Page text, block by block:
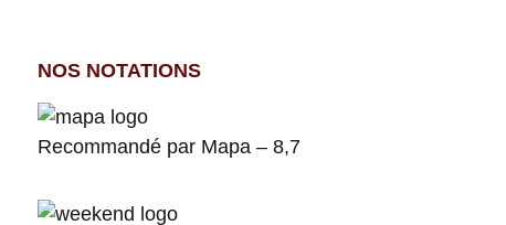
NOS NOTATIONS
Recommandé par Mapa – 8,7​